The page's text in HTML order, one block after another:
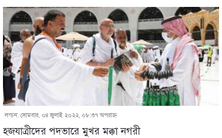
লন্ডন: সোমবার, ০৪ জুলাই ২০২২, ০৮:৩৭ অপরাহ্ণ
হজযাত্রীদের পদভারে মুখর মক্কা নগরী